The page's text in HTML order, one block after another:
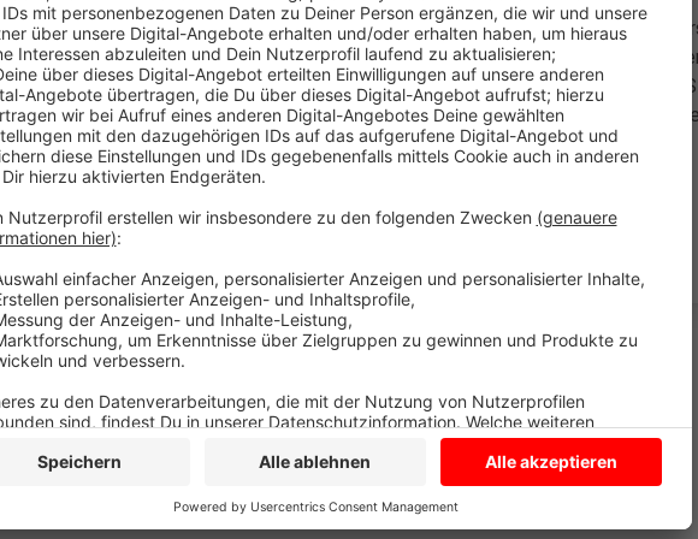
Die Baustellenampel im Bereich der Schulstraße ist seit heute
Sie lästige Wartezeiten weg. Die Straße war wegen eines
Haus halbseitig gesperrt. Arbeiter sind mit dem Asphaltieren der
schneller fertig geworden. Ursprünglich war die Stadt davon
wieder alles freigeben zu können.